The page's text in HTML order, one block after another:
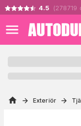
4.5 (278719
Exteriör